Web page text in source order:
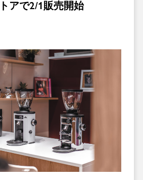
アで2/1販売開始